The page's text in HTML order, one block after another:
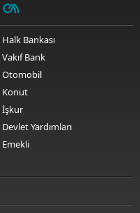
Halk Bankası
Vakıf Bank
Otomobil
Konut
İşkur
Devlet Yardımları
Emekli